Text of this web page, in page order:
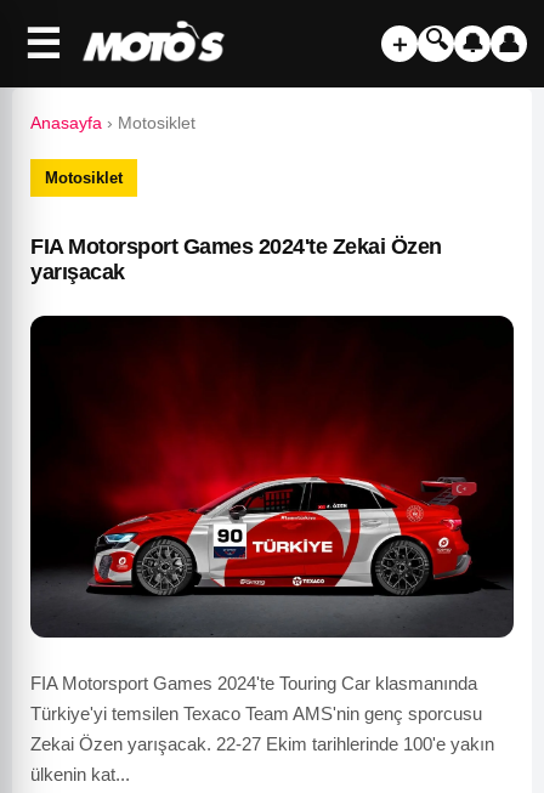
☰ ＋ 🔍 🔔 👤
Anasayfa › Motosiklet
Motosiklet
FIA Motorsport Games 2024'te Zekai Özen
yarışacak
FIA Motorsport Games 2024'te Touring Car klasmanında
Türkiye'yi temsilen Texaco Team AMS'nin genç sporcusu
Zekai Özen yarışacak. 22-27 Ekim tarihlerinde 100'e yakın
ülkenin kat...